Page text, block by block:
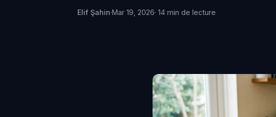
Elif Şahin·Mar 19, 2026· 14 min de lecture